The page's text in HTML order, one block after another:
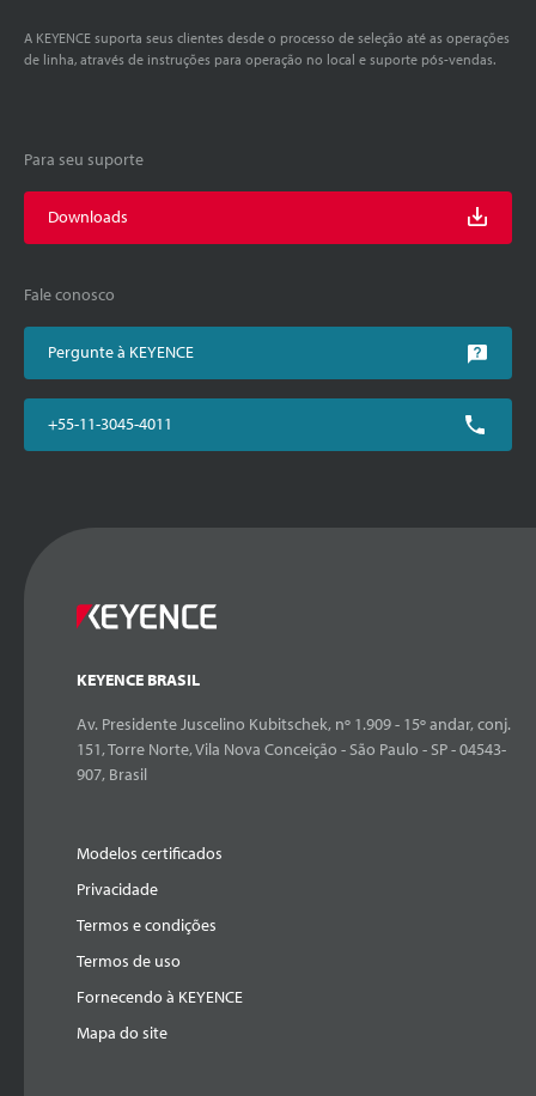
A KEYENCE suporta seus clientes desde o processo de seleção até as operações
de linha, através de instruções para operação no local e suporte pós-vendas.
Para seu suporte
Downloads
Fale conosco
Pergunte à KEYENCE
+55-11-3045-4011
KEYENCE BRASIL
Av. Presidente Juscelino Kubitschek, nº 1.909 - 15º andar, conj.
151, Torre Norte, Vila Nova Conceição - São Paulo - SP - 04543-
907, Brasil
Modelos certificados
Privacidade
Termos e condições
Termos de uso
Fornecendo à KEYENCE
Mapa do site